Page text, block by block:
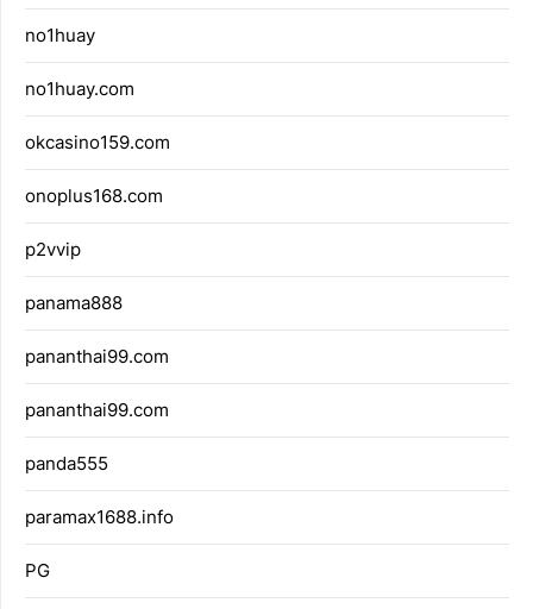
no1huay
no1huay.com
okcasino159.com
onoplus168.com
p2vvip
panama888
pananthai99.com
pananthai99.com
panda555
paramax1688.info
PG